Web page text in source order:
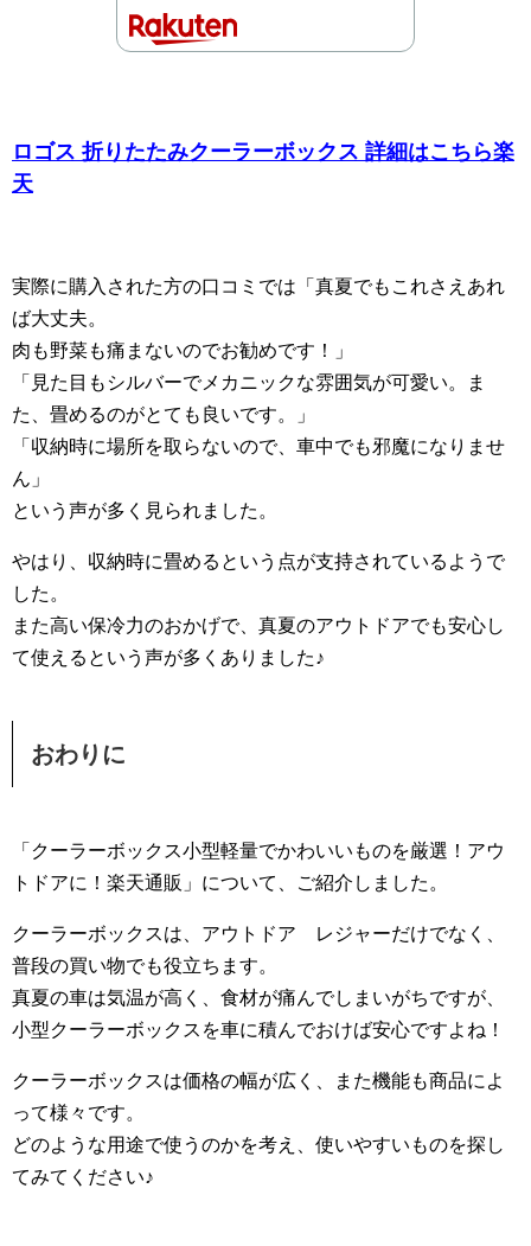
ロゴス 折りたたみクーラーボックス 詳細はこちら楽
天
実際に購入された方の口コミでは「真夏でもこれさえあれ
ば大丈夫。
肉も野菜も痛まないのでお勧めです！」
「見た目もシルバーでメカニックな雰囲気が可愛い。ま
た、畳めるのがとても良いです。」
「収納時に場所を取らないので、車中でも邪魔になりませ
ん」
という声が多く見られました。
やはり、収納時に畳めるという点が支持されているようで
した。
また高い保冷力のおかげで、真夏のアウトドアでも安心し
て使えるという声が多くありました♪
おわりに
「クーラーボックス小型軽量でかわいいものを厳選！アウ
トドアに！楽天通販」について、ご紹介しました。
クーラーボックスは、アウトドア レジャーだけでなく、
普段の買い物でも役立ちます。
真夏の車は気温が高く、食材が痛んでしまいがちですが、
小型クーラーボックスを車に積んでおけば安心ですよね！
クーラーボックスは価格の幅が広く、また機能も商品によ
って様々です。
どのような用途で使うのかを考え、使いやすいものを探し
てみてください♪